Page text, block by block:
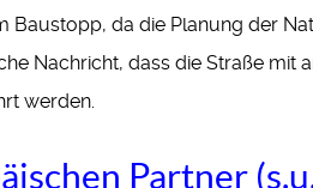
Baustopp, da die Planung der
Nachricht, dass die Straße
werden.
Partner